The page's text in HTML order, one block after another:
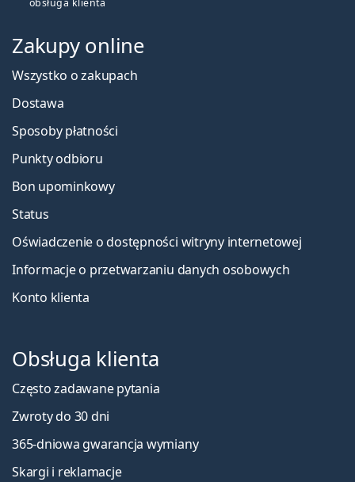
obsługa klienta
Zakupy online
Wszystko o zakupach
Dostawa
Sposoby płatności
Punkty odbioru
Bon upominkowy
Status
Oświadczenie o dostępności witryny internetowej
Informacje o przetwarzaniu danych osobowych
Konto klienta
Obsługa klienta
Często zadawane pytania
Zwroty do 30 dni
365-dniowa gwarancja wymiany
Skargi i reklamacje